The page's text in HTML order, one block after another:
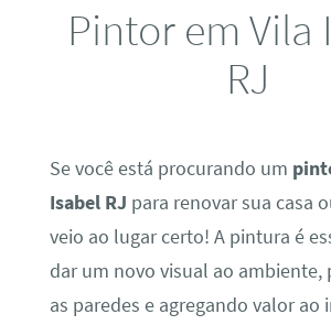
Pintor em Vila
RJ
Se você está procurando um
Isabel RJ para renovar sua casa
veio ao lugar certo! A pintura é
dar um novo visual ao ambiente,
as paredes e agregando valor ao